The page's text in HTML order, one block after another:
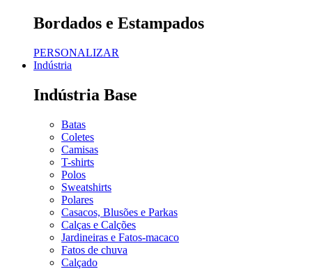
Bordados e Estampados
PERSONALIZAR
Indústria
Indústria Base
Batas
Coletes
Camisas
T-shirts
Polos
Sweatshirts
Polares
Casacos, Blusões e Parkas
Calças e Calções
Jardineiras e Fatos-macaco
Fatos de chuva
Calçado